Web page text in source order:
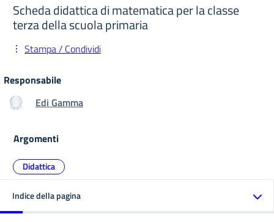
Scheda didattica di matematica per la classe
terza della scuola primaria
Stampa / Condividi
Responsabile
Edi Gamma
Argomenti
Didattica
Indice della pagina